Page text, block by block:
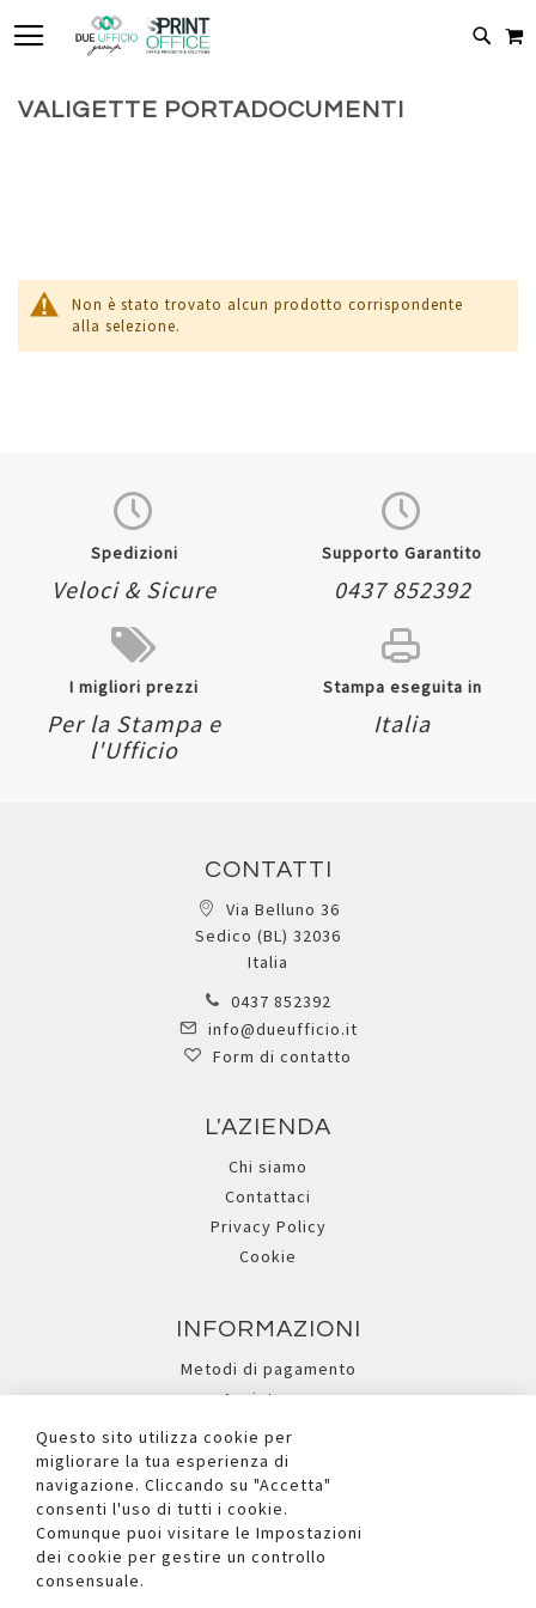
CERCA
VALIGETTE PORTADOCUMENTI
Non è stato trovato alcun prodotto corrispondente
alla selezione.
Spedizioni
Veloci & Sicure
Supporto Garantito
0437 852392
I migliori prezzi
Per la Stampa e
l'Ufficio
Stampa eseguita in
Italia
CONTATTI
Via Belluno 36
Sedico (BL) 32036
Italia
0437 852392
info@dueufficio.it
Form di contatto
L'AZIENDA
Chi siamo
Contattaci
Privacy Policy
Cookie
INFORMAZIONI
Metodi di pagamento
Assistenza
Ricerca avanzata
I NOSTRI SOCIAL
Questo sito utilizza cookie per
migliorare la tua esperienza di
navigazione. Cliccando su "Accetta"
consenti l'uso di tutti i cookie.
Comunque puoi visitare le Impostazioni
dei cookie per gestire un controllo
consensuale.